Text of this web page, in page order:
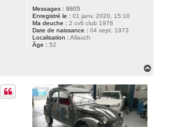
Messages : 9805
Enregistré le : 01 janv. 2020, 15:10
Ma deuche : 2 cv6 club 1976
Date de naissance : 04 sept. 1973
Localisation : Allauch
Âge : 52